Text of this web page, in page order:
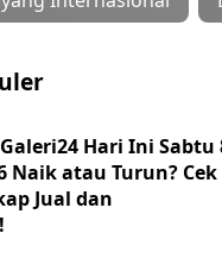
Hari Ini Sabtu
Naik atau Turun? Cek
Jual dan